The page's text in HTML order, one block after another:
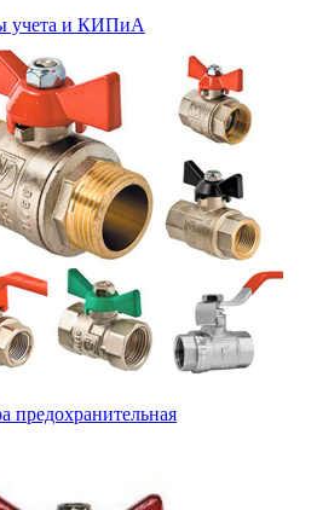
учета и КИПиА
предохранительная